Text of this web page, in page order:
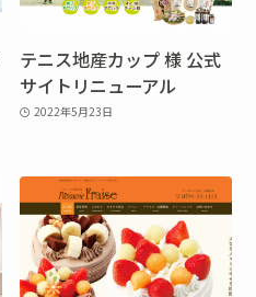
テニス地産カップ 様 公式
サイトリニューアル
2022年5月23日